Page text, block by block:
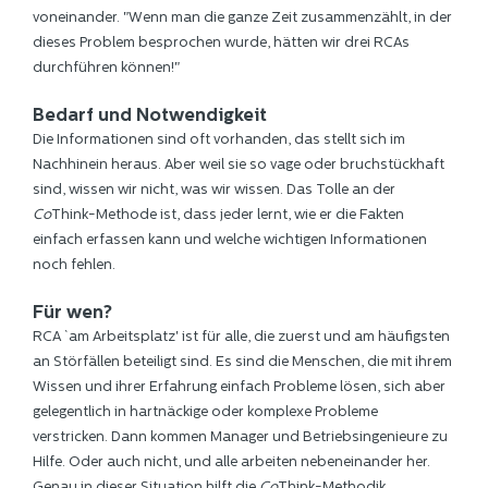
voneinander. "Wenn man die ganze Zeit zusammenzählt, in der
dieses Problem besprochen wurde, hätten wir drei RCAs
durchführen können!"
Bedarf und Notwendigkeit
Die Informationen sind oft vorhanden, das stellt sich im
Nachhinein heraus. Aber weil sie so vage oder bruchstückhaft
sind, wissen wir nicht, was wir wissen. Das Tolle an der
CoThink-Methode ist, dass jeder lernt, wie er die Fakten
einfach erfassen kann und welche wichtigen Informationen
noch fehlen.
Für wen?
RCA `am Arbeitsplatz' ist für alle, die zuerst und am häufigsten
an Störfällen beteiligt sind. Es sind die Menschen, die mit ihrem
Wissen und ihrer Erfahrung einfach Probleme lösen, sich aber
gelegentlich in hartnäckige oder komplexe Probleme
verstricken. Dann kommen Manager und Betriebsingenieure zu
Hilfe. Oder auch nicht, und alle arbeiten nebeneinander her.